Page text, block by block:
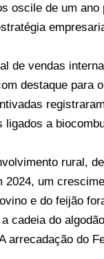
oscile de um
de vendas
destaque para
ligados a
rural,
2024, um
e do feijão
cadeia do
arrecadação do